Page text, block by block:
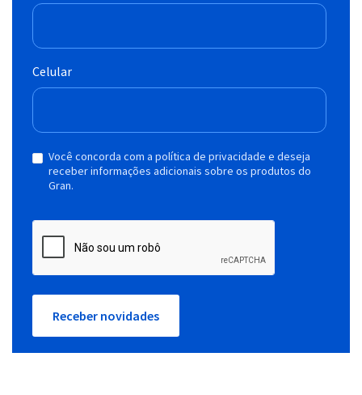
Celular
Você concorda com a política de privacidade e deseja
receber informações adicionais sobre os produtos do
Gran.
Receber novidades